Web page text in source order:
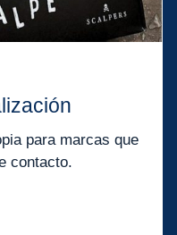
para marcas que
contacto.